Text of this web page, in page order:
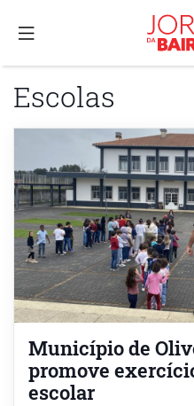
Escolas
Município de
promove
escolar